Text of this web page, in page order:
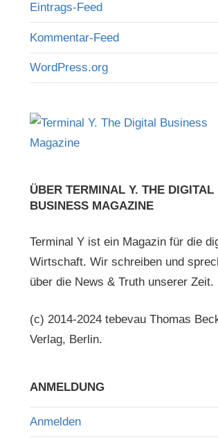
Eintrags-Feed
Kommentar-Feed
WordPress.org
ÜBER TERMINAL Y. THE DIGITAL
BUSINESS MAGAZINE
Terminal Y ist ein Magazin für die
Wirtschaft. Wir schreiben und
über die News & Truth unserer Zeit.
(c) 2014-2024 tebevau Thomas
Verlag, Berlin.
ANMELDUNG
Anmelden